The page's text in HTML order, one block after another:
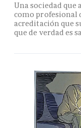
Una sociedad
como profesional
acreditación que
que de verdad es